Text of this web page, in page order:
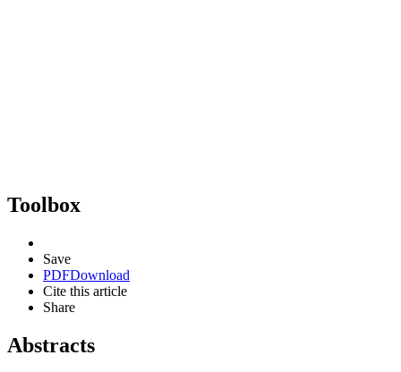
Toolbox
Save
PDFDownload
Cite this article
Share
Abstracts